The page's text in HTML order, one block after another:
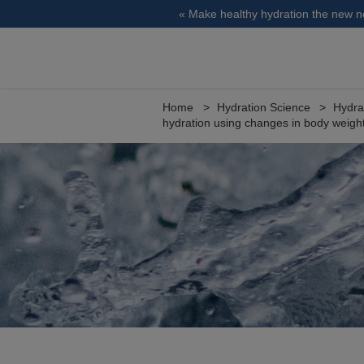
« Make healthy hydration the new
Home Hydration Science
hydration using changes in body